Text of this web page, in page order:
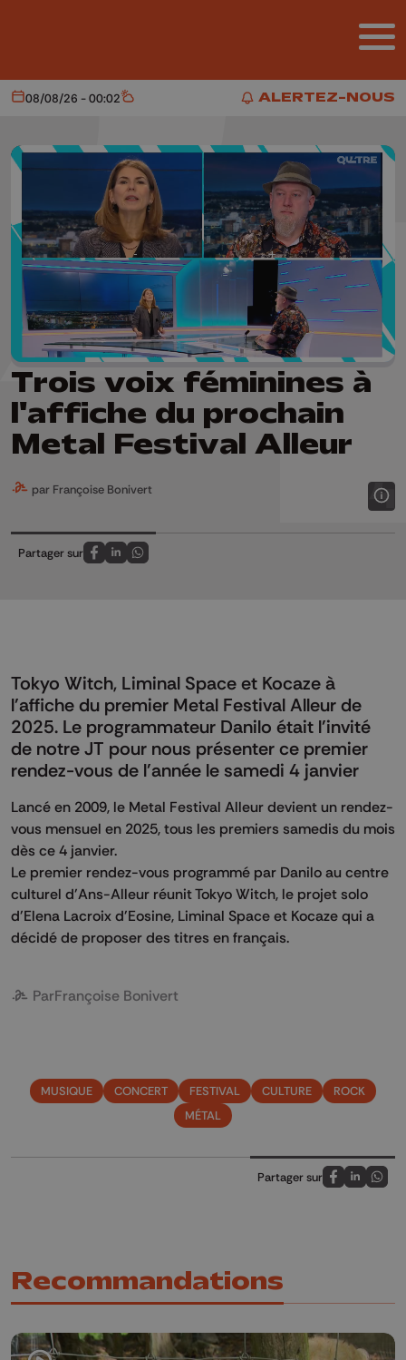
ALERTEZ-NOUS
ALERTEZ-NOUS
Aujourd'hui
08/08/26 - 00:02 Météo
Trois voix féminines à
l'affiche du prochain
Metal Festival Alleur
par Françoise Bonivert
Partager sur
Partagez sur FaceBook
Partagez sur LinkedIn
Partagez sur Whatsapp
Tokyo Witch, Liminal Space et Kocaze à
l'affiche du premier Metal Festival Alleur de
2025. Le programmateur Danilo était l'invité
de notre JT pour nous présenter ce premier
rendez-vous de l'année le samedi 4 janvier
Lancé en 2009, le Metal Festival Alleur devient un rendez-
vous mensuel en 2025, tous les premiers samedis du mois
dès ce 4 janvier.
Le premier rendez-vous programmé par Danilo au centre
culturel d'Ans-Alleur réunit Tokyo Witch, le projet solo
d'Elena Lacroix d'Eosine, Liminal Space et Kocaze qui a
décidé de proposer des titres en français.
ParFrançoise Bonivert
MUSIQUE CONCERT FESTIVAL CULTURE
ROCK
MÉTAL
Partager sur
Partagez sur
Partagez
Recommandations